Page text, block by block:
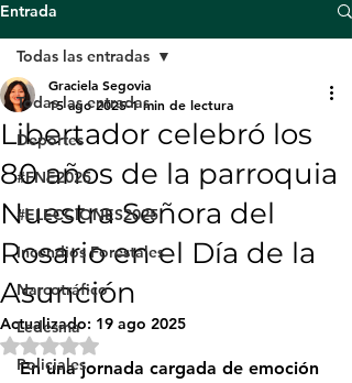
Entrada
Todas las entradas
Deportes
#FNE2025
#ELECCIONES2025
Incendios Forestales
Narcotráfico
Ledesma
Policiales
Todas las entradas
Libertador celebró los
80 años de la parroquia
Nuestra Señora del
Rosario en el Día de la
Asunción
Graciela Segovia
15 ago 2025 1 min de lectura
Actualizado: 19 ago 2025
Obtuvo NaN de 5 estrellas.
En una jornada cargada de emoción